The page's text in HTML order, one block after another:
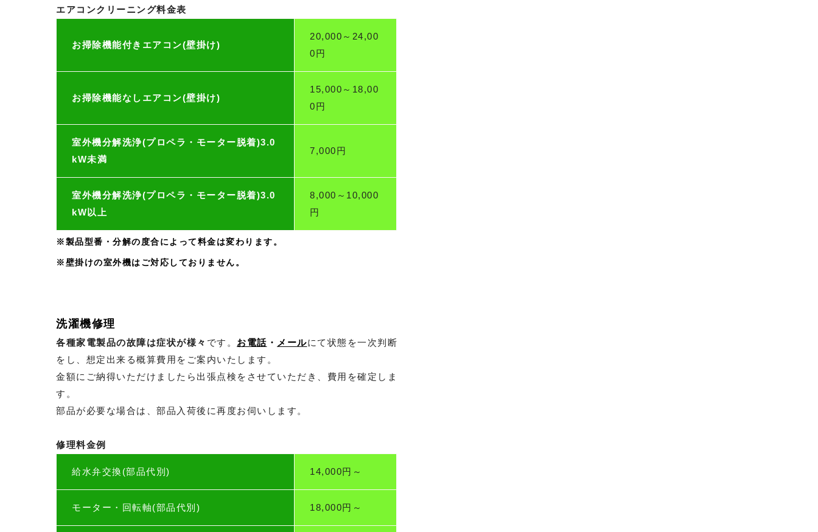
エアコンクリーニング料金表
お掃除機能付きエアコン(壁掛け)
20,000～24,00
0円
お掃除機能なしエアコン(壁掛け)
15,000～18,00
0円
室外機分解洗浄(プロペラ・モーター脱着)3.0
kW未満
7,000円
室外機分解洗浄(プロペラ・モーター脱着)3.0
kW以上
8,000～10,000
円
※製品型番・分解の度合によって料金は変わります。
※壁掛けの室外機はご対応しておりません。
洗濯機修理
各種家電製品の故障は症状が様々 です。 お電話 ・ メールにて状態を一次判断
をし、想定出来る概算費用をご案内いたします。
金額にご納得いただけましたら出張点検をさせていただき、費用を確定しま
す。
部品が必要な場合は、部品入荷後に再度お伺いします。
修理料金例
給水弁交換(部品代別) 14,000円～
モーター・回転軸(部品代別) 18,000円～